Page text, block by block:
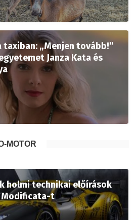
taxiban: „Menjen tovább!”
Janza Kata és
MOTOR
holmi technikai előírások
Modificata-t